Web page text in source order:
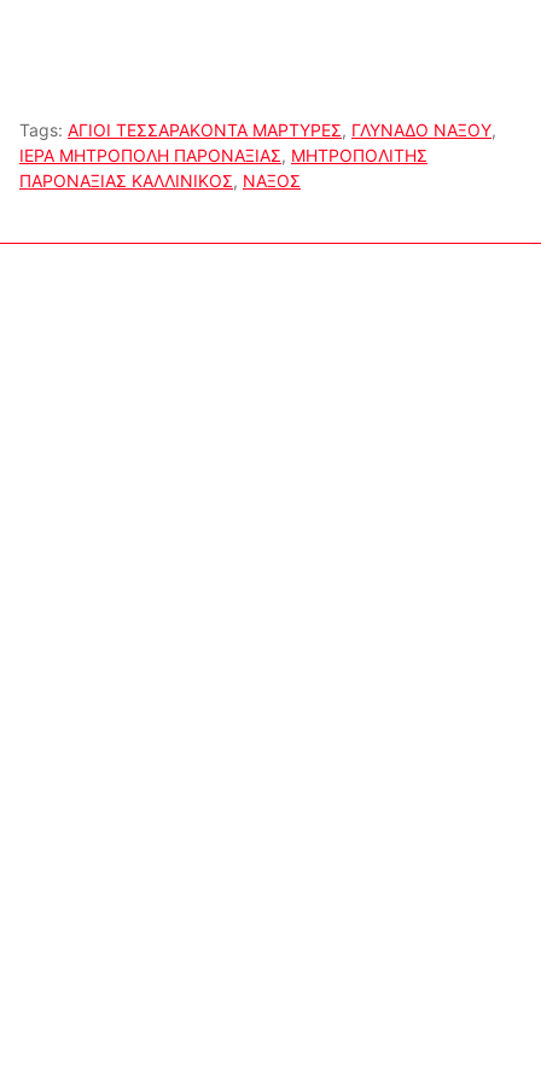
Tags: ΑΓΙΟΙ ΤΕΣΣΑΡΑΚΟΝΤΑ ΜΑΡΤΥΡΕΣ, ΓΛΥΝΑΔΟ ΝΑΞΟΥ,
ΙΕΡΑ ΜΗΤΡΟΠΟΛΗ ΠΑΡΟΝΑΞΙΑΣ, ΜΗΤΡΟΠΟΛΙΤΗΣ
ΠΑΡΟΝΑΞΙΑΣ ΚΑΛΛΙΝΙΚΟΣ, ΝΑΞΟΣ